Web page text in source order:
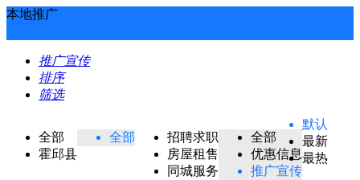
本地推广
推广宣传
排序
筛选
全部
霍邱县
全部
招聘求职
房屋租售
同城服务
全部
优惠信息
推广宣传
默认
最新
最热